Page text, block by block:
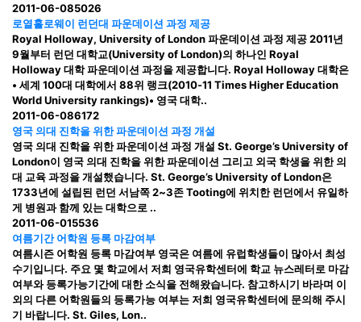
2011-06-085026
로열홀로웨이 런던대 파운데이션 과정 제공
Royal Holloway, University of London 파운데이션 과정 제공 2011년
9월부터 런던 대학교(University of London)의 하나인 Royal
Holloway 대학 파운데이션 과정을 제공합니다. Royal Holloway 대학은
• 세계 100대 대학에서 88위 랭크(2010-11 Times Higher Education
World University rankings)• 영국 대학..
2011-06-086172
영국 의대 진학을 위한 파운데이션 과정 개설
영국 의대 진학을 위한 파운데이션 과정 개설 St. George’s University of
London이 영국 의대 진학을 위한 파운데이션 그리고 외국 학생을 위한 의
대 교육 과정을 개설했습니다. St. George’s University of London은
1733년에 설립된 런던 서남쪽 2~3존 Tooting에 위치한 런던에서 유일하
게 병원과 함께 있는 대학으로 ..
2011-06-015536
여름기간 어학원 등록 마감여부
여름시즌 어학원 등록 마감여부 영국은 여름에 유럽학생들이 많아서 최성
수기입니다. 주요 몇 학교에서 저희 영국유학센터에 학교 뉴스레터로 마감
여부와 등록가능기간에 대한 소식을 전해왔습니다. 참고하시기 바라며 이
외의 다른 어학원들의 등록가능 여부는 저희 영국유학센터에 문의해 주시
기 바랍니다. St. Giles, Lon..